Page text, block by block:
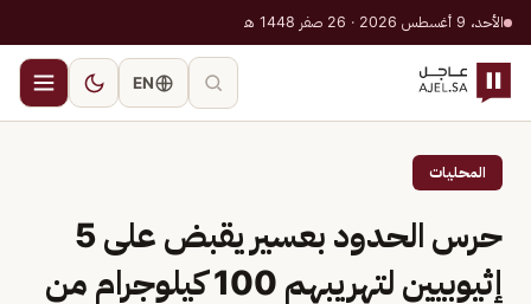
الأحد، 9 أغسطس 2026 · 26 صفر 1448 هـ
EN
المحليات
حرس الحدود بعسير يقبض على 5
إثيوبيين لتهريبهم 100 كيلوجرام من